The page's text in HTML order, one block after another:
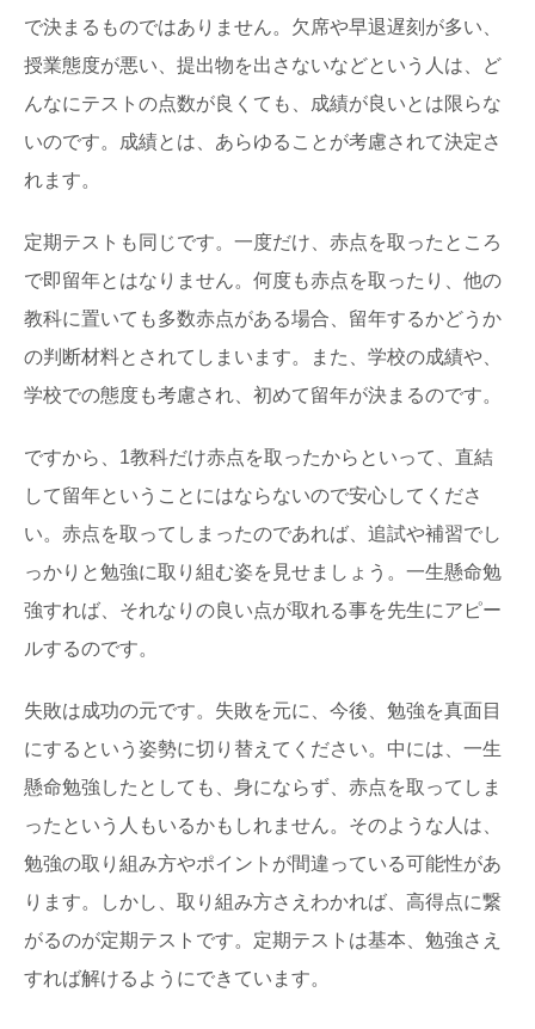
で決まるものではありません。欠席や早退遅刻が多い、
授業態度が悪い、提出物を出さないなどという人は、ど
んなにテストの点数が良くても、成績が良いとは限らな
いのです。成績とは、あらゆることが考慮されて決定さ
れます。
定期テストも同じです。一度だけ、赤点を取ったところ
で即留年とはなりません。何度も赤点を取ったり、他の
教科に置いても多数赤点がある場合、留年するかどうか
の判断材料とされてしまいます。また、学校の成績や、
学校での態度も考慮され、初めて留年が決まるのです。
ですから、1教科だけ赤点を取ったからといって、直結
して留年ということにはならないので安心してくださ
い。赤点を取ってしまったのであれば、追試や補習でし
っかりと勉強に取り組む姿を見せましょう。一生懸命勉
強すれば、それなりの良い点が取れる事を先生にアピー
ルするのです。
失敗は成功の元です。失敗を元に、今後、勉強を真面目
にするという姿勢に切り替えてください。中には、一生
懸命勉強したとしても、身にならず、赤点を取ってしま
ったという人もいるかもしれません。そのような人は、
勉強の取り組み方やポイントが間違っている可能性があ
ります。しかし、取り組み方さえわかれば、高得点に繋
がるのが定期テストです。定期テストは基本、勉強さえ
すれば解けるようにできています。